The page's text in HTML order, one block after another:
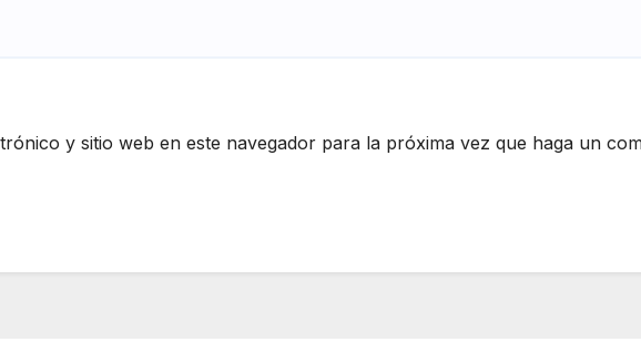
y sitio web en este navegador para la próxima vez que haga un